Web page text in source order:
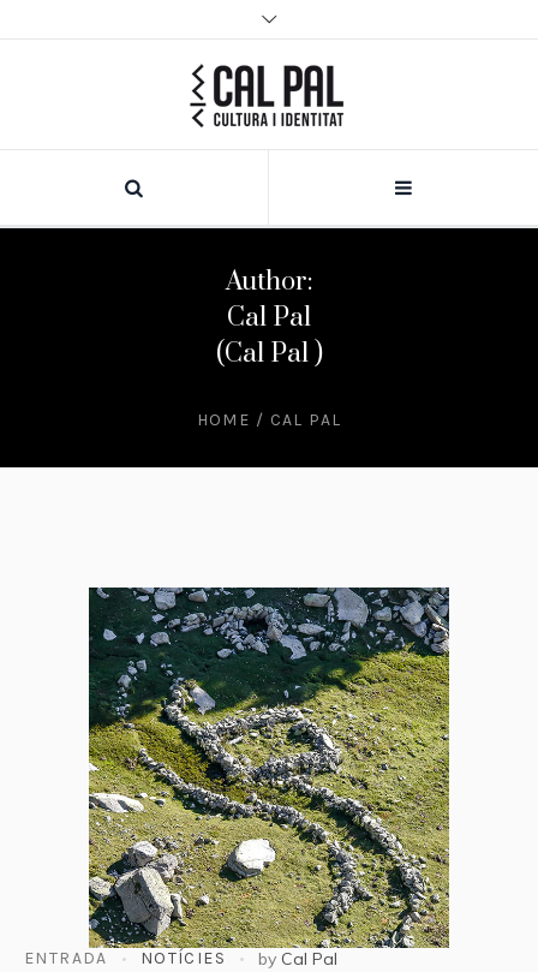
Author:
Cal Pal
(Cal Pal )
HOME / CAL PAL
ENTRADA NOTÍCIES by Cal Pal